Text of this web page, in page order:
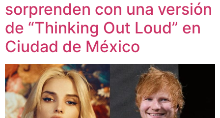
sorprenden con una versión
de “Thinking Out Loud” en
Ciudad de México